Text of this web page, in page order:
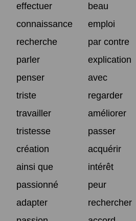
effectuer
beau
connaissance
emploi
recherche
par contre
parler
explication
penser
avec
triste
regarder
travailler
améliorer
tristesse
passer
création
acquérir
ainsi que
intérêt
passionné
peur
adapter
rechercher